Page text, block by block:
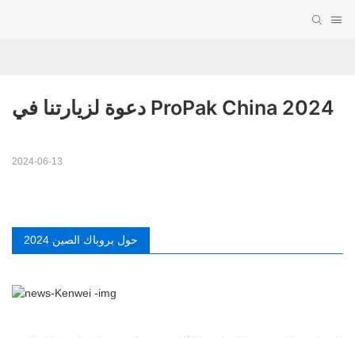
دعوة لزيارتنا في ProPak China 2024
2024-06-13
حول بروباك الصين 2024